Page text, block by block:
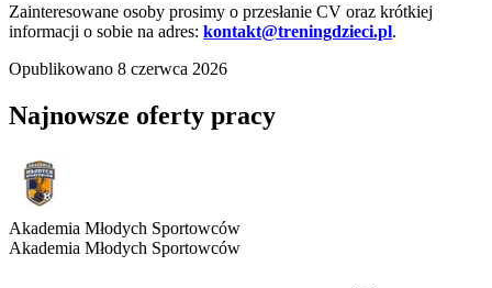
Zainteresowane osoby prosimy o przesłanie CV oraz krótkiej
informacji o sobie na adres: kontakt@treningdzieci.pl.
Opublikowano 8 czerwca 2026
Najnowsze oferty pracy
Akademia Młodych Sportowców
Akademia Młodych Sportowców